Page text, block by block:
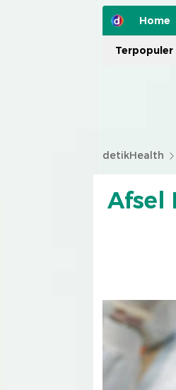
Home
Terpopuler
detikHealth
Afsel